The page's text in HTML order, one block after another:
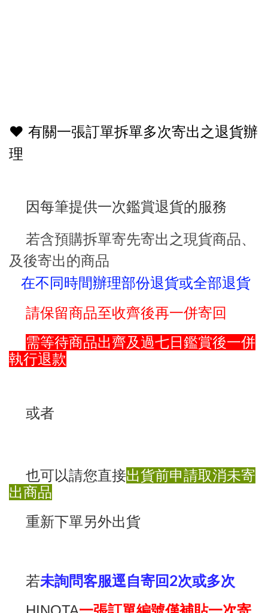
♥ 有關一張訂單拆單多次寄出之退貨辦
理
因每筆提供一次鑑賞退貨的服務
若含預購拆單寄先寄出之現貨商品、
及後寄出的商品
在不同時間辦理部份退貨或全部退貨
請保留商品至收齊後再一併寄回
需等待商品出齊及過七日鑑賞後一併
執行退款
或者
也可以請您直接出貨前申請取消未寄
出商品
重新下單另外出貨
若未詢問客服逕自寄回2次或多次